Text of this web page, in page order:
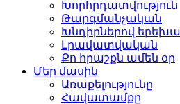
Խորհրդատվություն
Թարգմանչական
Խնդիրներով
Լրավատվական
Քո հրաշքն ամեն օր
Մեր մասին
Առաքելությունը
Հավատամքը